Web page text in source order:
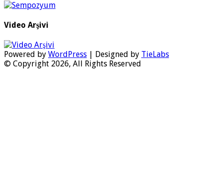
Video Arşivi
Powered by WordPress | Designed by TieLabs
© Copyright 2026, All Rights Reserved